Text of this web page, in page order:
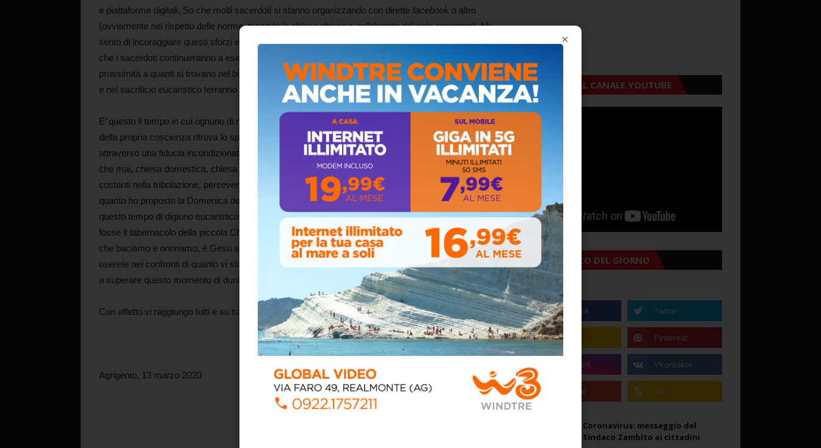
e piattaforme digitali. So che molti sacerdoti si stanno organizzando con dirette facebook o altro
(ovviamente nel rispetto delle norme, tenendo la chiesa chiusa e collaborato dal solo operatore). Mi
sento di incoraggiare questi sforzi e di valorizzarli nel migliore dei modi. Tutti potete avere la certezza
che i sacerdoti continueranno a esercitare il loro ministero attraverso l’offerta della loro vita e la
prossimità a quanti si trovano nel bisogno. Continueranno a celebrare come hanno fatto in questi giorni
e nel sacrificio eucaristico terranno presenti tutte le persone a loro affidate.
E’ questo il tempo in cui ognuno di noi si riscopre “tempio dello Spirito Santo” (1 Cor 6, 19) e nell'intimo
della propria coscienza ritrova lo spazio per il dialogo costante con il Padre, il desiderio di amarlo
attraverso una fiducia incondizionata in Lui e nella sua misericordia. Siamo tutti chiesa e, adesso più
che mai, chiesa domestica, chiesa che vive nelle case con l’impegno a essere “lieti nella speranza,
costanti nella tribolazione, perseveranti nella preghiera” (Rm 12, 12). A proposito sento di ripetervi
quanto ho proposto la Domenica della Parola. Sarebbe bello e opportuno che in ogni casa cristiana, in
questo tempo di digiuno eucaristico, la Bibbia o il Vangelo trovino un posto d’onore e visibile, quasi
fosse il tabernacolo della piccola Chiesa domestica. La Bibbia non è semplicemente un libro, è “il libro”
che baciamo e onoriamo, è Gesù a casa nostra. Sin da adesso vi ringrazio per la comprensione che
userete nei confronti di quanto vi sto chiedendo e sono fiducioso che, con l’aiuto del Signore, riusciremo
a superare questo momento di dura prova.
Con affetto vi raggiungo tutti e su tutti invoco la benedizione del Signore.
Agrigento, 13 marzo 2020
+ don Franco, Arcivescovo
×
ISCRIVITI AL CANALE YOUTUBE
ALMANACCO DEL GIORNO
Coronavirus: messaggio del
Sindaco Zambito ai cittadini